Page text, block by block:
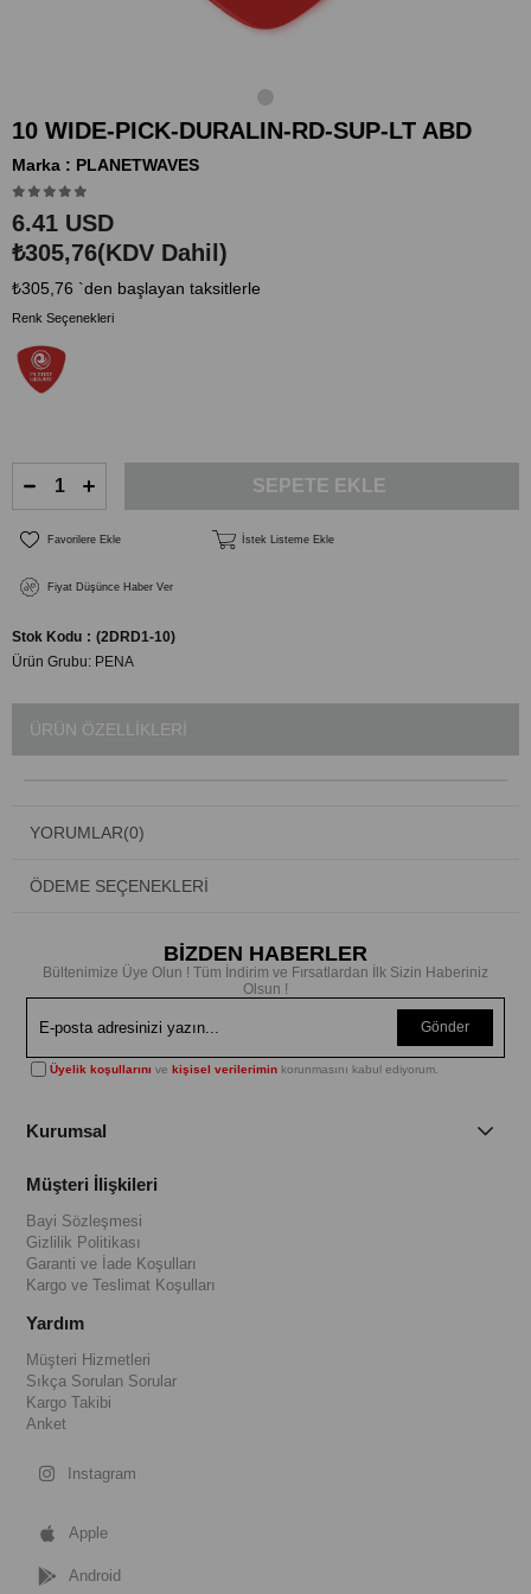
10 WIDE-PICK-DURALIN-RD-SUP-LT ABD
Marka : PLANETWAVES
6.41 USD
₺305,76(KDV Dahil)
₺305,76 `den başlayan taksitlerle
Renk Seçenekleri
Favorilere Ekle İstek Listeme Ekle
Fiyat Düşünce Haber Ver
Stok Kodu
(2DRD1-10)
Ürün Grubu: PENA
ÜRÜN ÖZELLIKLERI
YORUMLAR(0)
ÖDEME SEÇENEKLERI
BİZDEN HABERLER
Bültenimize Üye Olun ! Tüm İndirim ve Fırsatlardan İlk Sizin Haberiniz
Olsun !
Gönder
Üyelik koşullarını vekişisel verilerimin korunmasını kabul ediyorum.
Kurumsal
Müşteri İlişkileri
Bayi Sözleşmesi
Gizlilik Politikası
Garanti ve İade Koşulları
Kargo ve Teslimat Koşulları
Yardım
Müşteri Hizmetleri
Sıkça Sorulan Sorular
Kargo Takibi
Anket
Instagram
Apple
Android